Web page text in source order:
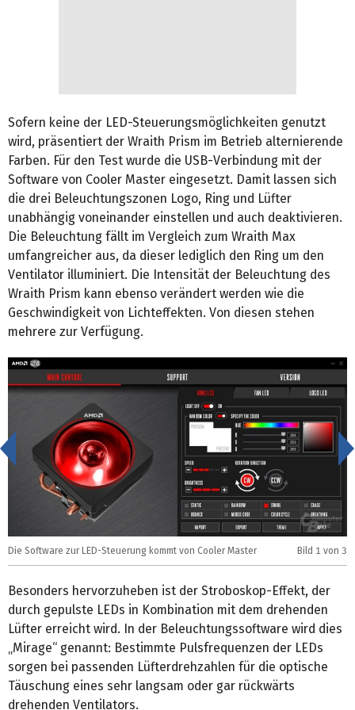
Sofern keine der LED-Steuerungsmöglichkeiten genutzt
wird, präsentiert der Wraith Prism im Betrieb alternierende
Farben. Für den Test wurde die USB-Verbindung mit der
Software von Cooler Master eingesetzt. Damit lassen sich
die drei Beleuchtungszonen Logo, Ring und Lüfter
unabhängig voneinander einstellen und auch deaktivieren.
Die Beleuchtung fällt im Vergleich zum Wraith Max
umfangreicher aus, da dieser lediglich den Ring um den
Ventilator illuminiert. Die Intensität der Beleuchtung des
Wraith Prism kann ebenso verändert werden wie die
Geschwindigkeit von Lichteffekten. Von diesen stehen
mehrere zur Verfügung.
Die Software zur LED-Steuerung kommt von Cooler Master Bild 1 von 3
<
Besonders hervorzuheben ist der Stroboskop-Effekt, der
durch gepulste LEDs in Kombination mit dem drehenden
Lüfter erreicht wird. In der Beleuchtungssoftware wird dies
„Mirage“ genannt: Bestimmte Pulsfrequenzen der LEDs
sorgen bei passenden Lüfterdrehzahlen für die optische
Täuschung eines sehr langsam oder gar rückwärts
drehenden Ventilators.